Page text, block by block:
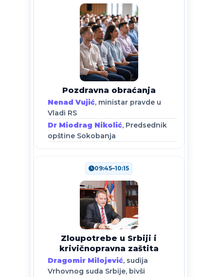
Pozdravna obraćanja
Nenad Vujić, ministar pravde u
Vladi RS
Dr Miodrag Nikolić, Predsednik
opštine Sokobanja
09:45–10:15
Zloupotrebe u Srbiji i
krivičnopravna zaštita
Dragomir Milojević, sudija
Vrhovnog suda Srbije, bivši